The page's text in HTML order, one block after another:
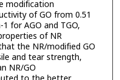
modification
of GO from 0.51
for AGO and TGO,
of NR
the NR/modified GO
and tear strength,
NR/GO